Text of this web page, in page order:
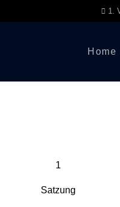
1.
Home
1
Satzung